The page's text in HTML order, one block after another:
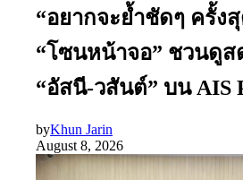
“อยากจะย้ำชัดๆ ครั้ง
“โซนหน้าจอ” ชวนดูส
“อัสนี-วสันต์” บน AIS
byKhun Jarin
August 8, 2026